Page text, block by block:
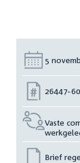
Datum:
5
Nummer:
26447-60
Vaste
Brief